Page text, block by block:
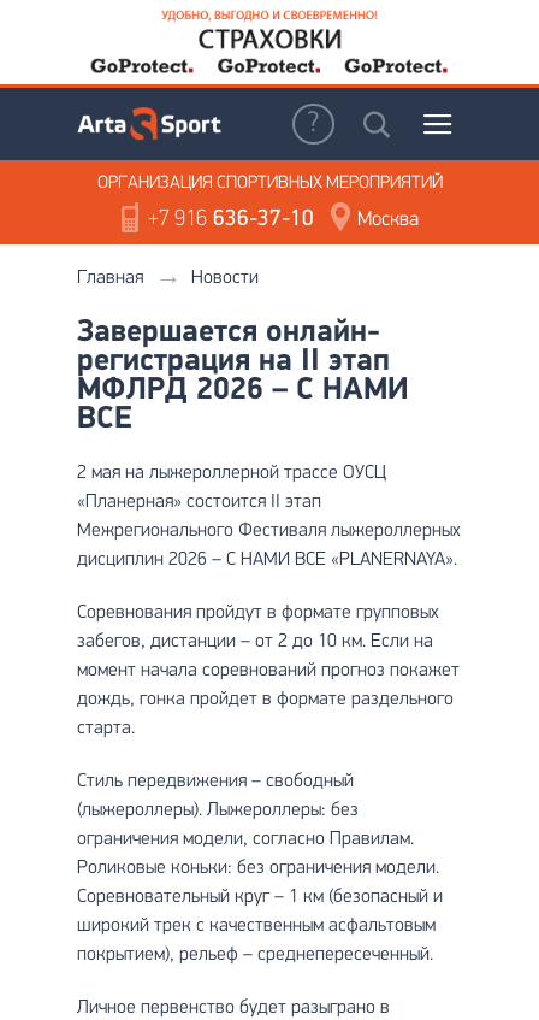
ОРГАНИЗАЦИЯ СПОРТИВНЫХ МЕРОПРИЯТИЙ
+7 916636-37-10 Москва
Главная Новости
Завершается онлайн-
регистрация на II этап
МФЛРД 2026 – С НАМИ
ВСЕ
2 мая на лыжероллерной трассе ОУСЦ
«Планерная» состоится II этап
Межрегионального Фестиваля лыжероллерных
дисциплин 2026 – С НАМИ ВСЕ «PLANERNAYA».
Соревнования пройдут в формате групповых
забегов, дистанции – от 2 до 10 км. Если на
момент начала соревнований прогноз покажет
дождь, гонка пройдет в формате раздельного
старта.
Стиль передвижения – свободный
(лыжероллеры). Лыжероллеры: без
ограничения модели, согласно Правилам.
Роликовые коньки: без ограничения модели.
Соревновательный круг – 1 км (безопасный и
широкий трек с качественным асфальтовым
покрытием), рельеф – среднепересеченный.
Личное первенство будет разыграно в